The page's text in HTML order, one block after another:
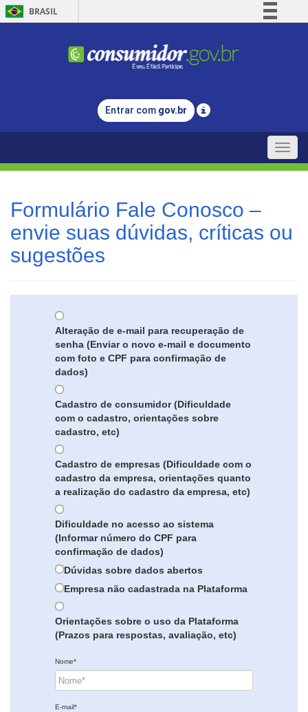
BRASIL
Comunica BR
Legislação
Entrar com gov.br
Toggle
Formulário Fale Conosco –
envie suas dúvidas, críticas ou
sugestões
Alteração de e-mail para recuperação de
senha (Enviar o novo e-mail e documento
com foto e CPF para confirmação de
dados)
Cadastro de consumidor (Dificuldade
com o cadastro, orientações sobre
cadastro, etc)
Cadastro de empresas (Dificuldade com o
cadastro da empresa, orientações quanto
a realização do cadastro da empresa, etc)
Dificuldade no acesso ao sistema
(Informar número do CPF para
confirmação de dados)
Dúvidas sobre dados abertos
Empresa não cadastrada na Plataforma
Orientações sobre o uso da Plataforma
(Prazos para respostas, avaliação, etc)
Nome*
E-mail*